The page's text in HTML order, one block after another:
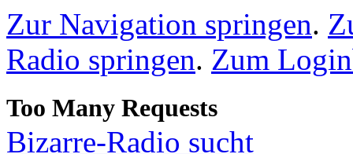
Zur Navigation springen.
Radio springen. Zum
Bizarre-Radio sucht